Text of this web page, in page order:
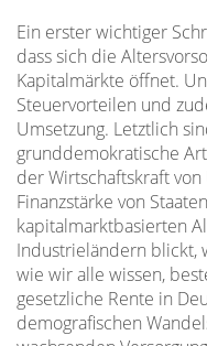
Ein erster wichtiger
dass sich die
Kapitalmärkte öffnet.
Steuervorteilen und
Umsetzung. Letztlich
grunddemokratische
der Wirtschaftskraft
Finanzstärke von
kapitalmarktbasierten
Industrieländern blickt,
wie wir alle wissen,
gesetzliche Rente in
demografischen